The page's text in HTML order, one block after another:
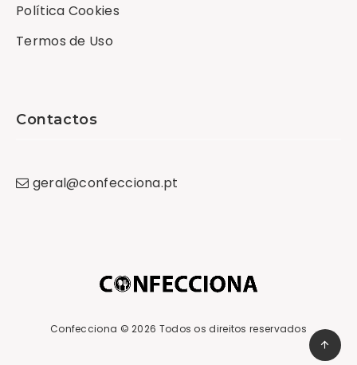
Política Cookies
Termos de Uso
Contactos
geral@confecciona.pt
Confecciona © 2026 Todos os direitos reservados